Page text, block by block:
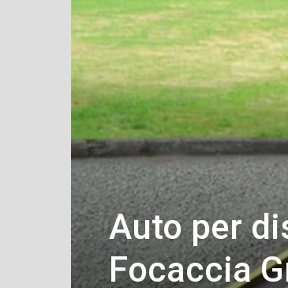
Auto per
Focaccia